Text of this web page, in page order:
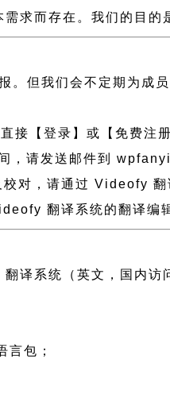
需求而存在。我们的目
但我们会不定期为成
接【登录】或【免费注册
，请发送邮件到
对，请通过 Videofy 翻
翻译系统的翻译编
译系统（英文，国内
包；